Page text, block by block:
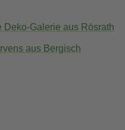
Deko-Galerie aus Rösrath
aus Bergisch